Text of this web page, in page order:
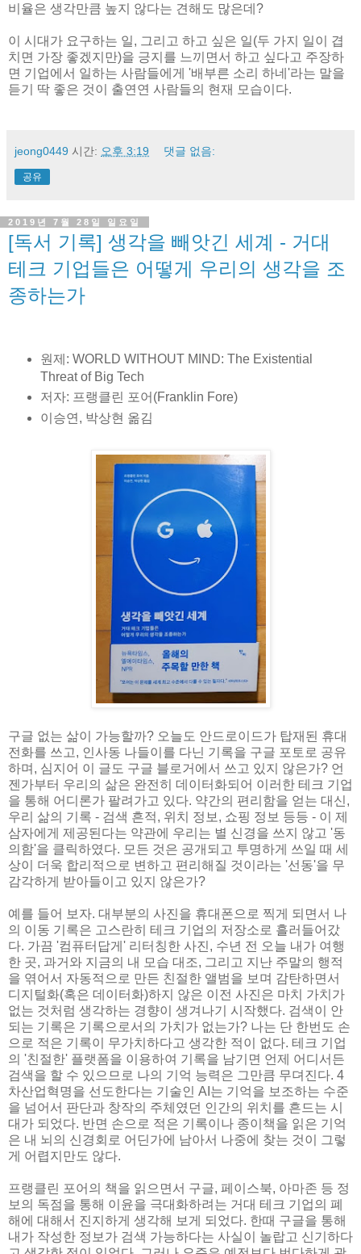
비율은 생각만큼 높지 않다는 견해도 많은데?
이 시대가 요구하는 일, 그리고 하고 싶은 일(두 가지 일이 겹
치면 가장 좋겠지만)을 긍지를 느끼면서 하고 싶다고 주장하
면 기업에서 일하는 사람들에게 '배부른 소리 하네'라는 말을
듣기 딱 좋은 것이 출연연 사람들의 현재 모습이다.
jeong0449 시간: 오후 3:19 댓글 없음:
공유
2019년 7월 28일 일요일
[독서 기록] 생각을 빼앗긴 세계 - 거대
테크 기업들은 어떻게 우리의 생각을 조
종하는가
원제: WORLD WITHOUT MIND: The Existential
Threat of Big Tech
저자: 프랭클린 포어(Franklin Fore)
이승연, 박상현 옮김
구글 없는 삶이 가능할까? 오늘도 안드로이드가 탑재된 휴대
전화를 쓰고, 인사동 나들이를 다닌 기록을 구글 포토로 공유
하며, 심지어 이 글도 구글 블로거에서 쓰고 있지 않은가? 언
젠가부터 우리의 삶은 완전히 데이터화되어 이러한 테크 기업
을 통해 어디론가 팔려가고 있다. 약간의 편리함을 얻는 대신,
우리 삶의 기록 - 검색 흔적, 위치 정보, 쇼핑 정보 등등 - 이 제
삼자에게 제공된다는 약관에 우리는 별 신경을 쓰지 않고 '동
의함'을 클릭하였다. 모든 것은 공개되고 투명하게 쓰일 때 세
상이 더욱 합리적으로 변하고 편리해질 것이라는 '선동'을 무
감각하게 받아들이고 있지 않은가?
예를 들어 보자. 대부분의 사진을 휴대폰으로 찍게 되면서 나
의 이동 기록은 고스란히 테크 기업의 저장소로 흘러들어갔
다. 가끔 '컴퓨터답게' 리터칭한 사진, 수년 전 오늘 내가 여행
한 곳, 과거와 지금의 내 모습 대조, 그리고 지난 주말의 행적
을 엮어서 자동적으로 만든 친절한 앨범을 보며 감탄하면서
디지털화(혹은 데이터화)하지 않은 이전 사진은 마치 가치가
없는 것처럼 생각하는 경향이 생겨나기 시작했다. 검색이 안
되는 기록은 기록으로서의 가치가 없는가? 나는 단 한번도 손
으로 적은 기록이 무가치하다고 생각한 적이 없다. 테크 기업
의 '친절한' 플랫폼을 이용하여 기록을 남기면 언제 어디서든
검색을 할 수 있으므로 나의 기억 능력은 그만큼 무뎌진다. 4
차산업혁명을 선도한다는 기술인 AI는 기억을 보조하는 수준
을 넘어서 판단과 창작의 주체였던 인간의 위치를 흔드는 시
대가 되었다. 반면 손으로 적은 기록이나 종이책을 읽은 기억
은 내 뇌의 신경회로 어딘가에 남아서 나중에 찾는 것이 그렇
게 어렵지만도 않다.
프랭클린 포어의 책을 읽으면서 구글, 페이스북, 아마존 등 정
보의 독점을 통해 이윤을 극대화하려는 거대 테크 기업의 폐
해에 대해서 진지하게 생각해 보게 되었다. 한때 구글을 통해
내가 작성한 정보가 검색 가능하다는 사실이 놀랍고 신기하다